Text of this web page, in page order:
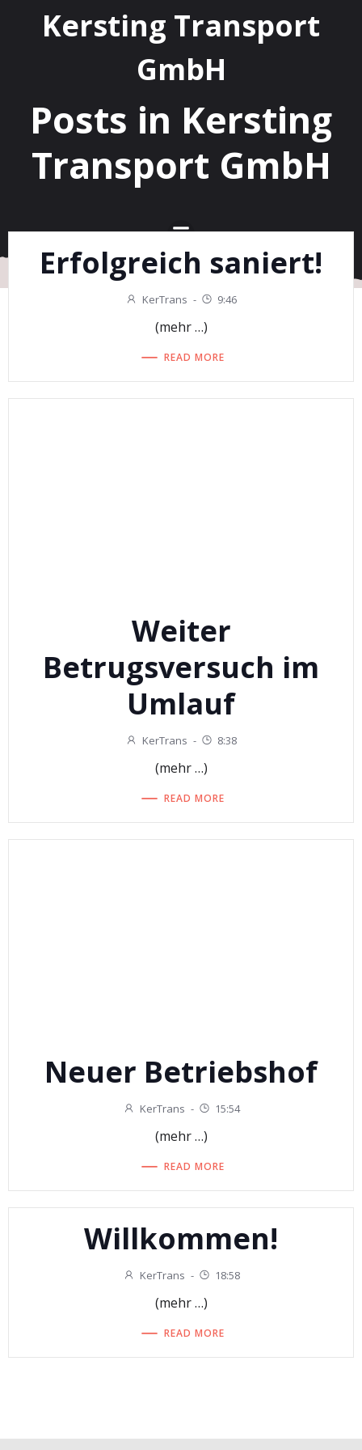
Kersting Transport
GmbH
Posts in Kersting
Transport GmbH
Erfolgreich saniert!
KerTrans - 9:46
(mehr …)
READ MORE
Weiter
Betrugsversuch im
Umlauf
KerTrans - 8:38
(mehr …)
READ MORE
Neuer Betriebshof
KerTrans - 15:54
(mehr …)
READ MORE
Willkommen!
KerTrans - 18:58
(mehr …)
READ MORE